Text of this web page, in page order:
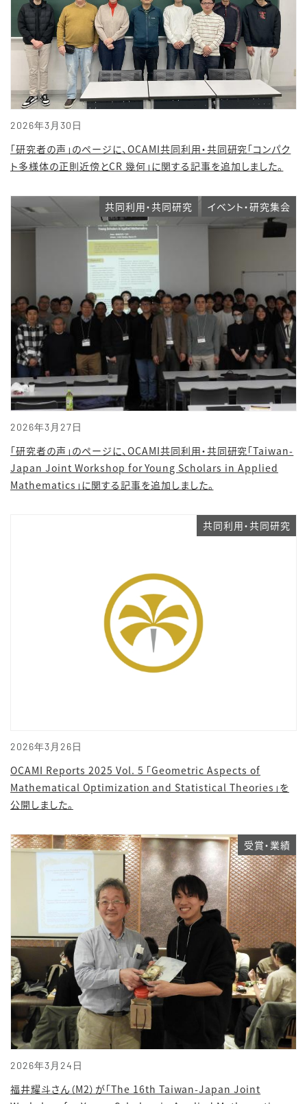
2026年3月30日
「研究者の声」のページに、OCAMI共同利用・共同研究「コンパク
ト多様体の正則近傍とCR 幾何」に関する記事を追加しました。
2026年3月27日
共同利用・共同研究 イベント・研究集会
「研究者の声」のページに、OCAMI共同利用・共同研究「Taiwan-
Japan Joint Workshop for Young Scholars in Applied
Mathematics」に関する記事を追加しました。
2026年3月26日
共同利用・共同研究
OCAMI Reports 2025 Vol. 5 「Geometric Aspects of
Mathematical Optimization and Statistical Theories」を
公開しました。
2026年3月24日
受賞・業績
福井耀斗さん（M2）が「The 16th Taiwan-Japan Joint